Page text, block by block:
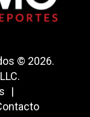
© 2026.